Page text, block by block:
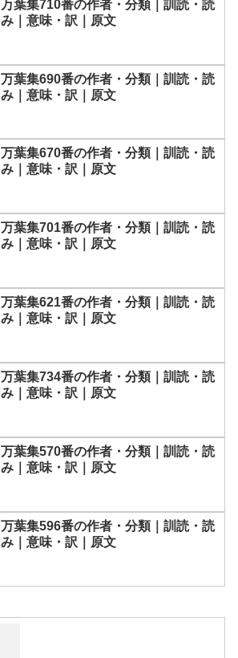
万葉集710番の作者・分類｜訓読・読
み｜意味・訳｜原文
万葉集690番の作者・分類｜訓読・読
み｜意味・訳｜原文
万葉集670番の作者・分類｜訓読・読
み｜意味・訳｜原文
万葉集701番の作者・分類｜訓読・読
み｜意味・訳｜原文
万葉集621番の作者・分類｜訓読・読
み｜意味・訳｜原文
万葉集734番の作者・分類｜訓読・読
み｜意味・訳｜原文
万葉集570番の作者・分類｜訓読・読
み｜意味・訳｜原文
万葉集596番の作者・分類｜訓読・読
み｜意味・訳｜原文